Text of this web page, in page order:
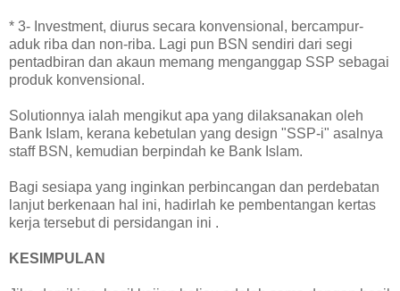
* 3- Investment, diurus secara konvensional, bercampur-
aduk riba dan non-riba. Lagi pun BSN sendiri dari segi
pentadbiran dan akaun memang menganggap SSP sebagai
produk konvensional.
Solutionnya ialah mengikut apa yang dilaksanakan oleh
Bank Islam, kerana kebetulan yang design "SSP-i" asalnya
staff BSN, kemudian berpindah ke Bank Islam.
Bagi sesiapa yang inginkan perbincangan dan perdebatan
lanjut berkenaan hal ini, hadirlah ke pembentangan kertas
kerja tersebut di persidangan ini .
KESIMPULAN